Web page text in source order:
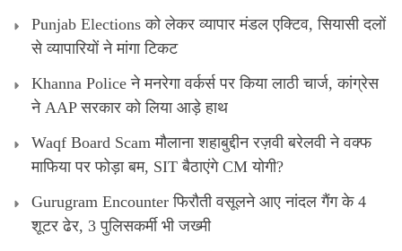
Punjab Elections को लेकर व्यापार मंडल एक्टिव, सियासी दलों
से व्यापारियों ने मांगा टिकट
Khanna Police ने मनरेगा वर्कर्स पर किया लाठी चार्ज, कांग्रेस
ने AAP सरकार को लिया आड़े हाथ
Waqf Board Scam मौलाना शहाबुद्दीन रज़वी बरेलवी ने वक्फ
माफिया पर फोड़ा बम, SIT बैठाएंगे CM योगी?
Gurugram Encounter फिरौती वसूलने आए नांदल गैंग के 4
शूटर ढेर, 3 पुलिसकर्मी भी जख्मी